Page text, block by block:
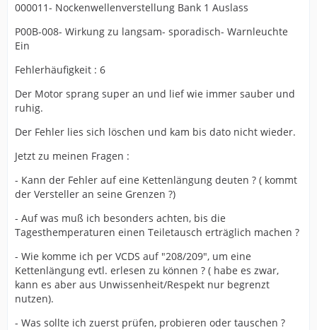
000011- Nockenwellenverstellung Bank 1 Auslass
P00B-008- Wirkung zu langsam- sporadisch- Warnleuchte
Ein
Fehlerhäufigkeit : 6
Der Motor sprang super an und lief wie immer sauber und
ruhig.
Der Fehler lies sich löschen und kam bis dato nicht wieder.
Jetzt zu meinen Fragen :
- Kann der Fehler auf eine Kettenlängung deuten ? ( kommt
der Versteller an seine Grenzen ?)
- Auf was muß ich besonders achten, bis die
Tagesthemperaturen einen Teiletausch erträglich machen ?
- Wie komme ich per VCDS auf "208/209", um eine
Kettenlängung evtl. erlesen zu können ? ( habe es zwar,
kann es aber aus Unwissenheit/Respekt nur begrenzt
nutzen).
- Was sollte ich zuerst prüfen, probieren oder tauschen ?